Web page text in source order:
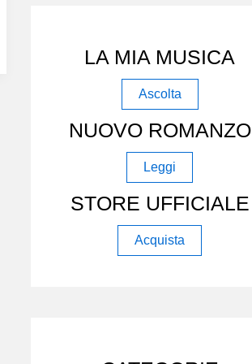
LA MIA MUSICA
Ascolta
NUOVO ROMANZO
Leggi
STORE UFFICIALE
Acquista